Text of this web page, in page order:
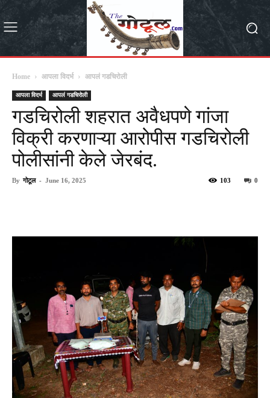
Home आपला विदर्भ आपलं गडचिरोली
आपला विदर्भ आपलं गडचिरोली
गडचिरोली शहरात अवैधपणे गांजा
विक्री करणाऱ्या आरोपीस गडचिरोली
पोलीसांनी केले जेरबंद.
By गोटूल - June 16, 2025 0
103